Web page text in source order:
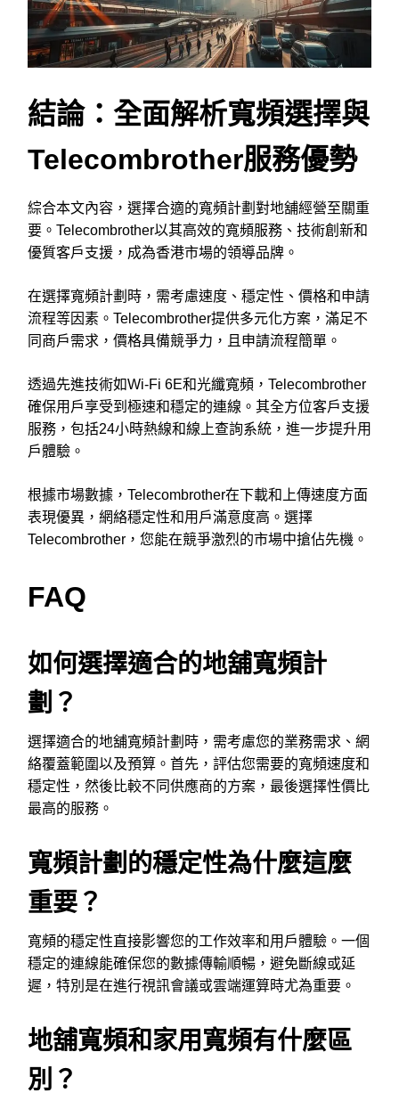
結論：全面解析寬頻選擇與
Telecombrother服務優勢
綜合本文內容，選擇合適的寬頻計劃對地舖經營至關重
要。Telecombrother以其高效的寬頻服務、技術創新和
優質客戶支援，成為香港市場的領導品牌。
在選擇寬頻計劃時，需考慮速度、穩定性、價格和申請
流程等因素。Telecombrother提供多元化方案，滿足不
同商戶需求，價格具備競爭力，且申請流程簡單。
透過先進技術如Wi-Fi 6E和光纖寬頻，Telecombrother
確保用戶享受到極速和穩定的連線。其全方位客戶支援
服務，包括24小時熱線和線上查詢系統，進一步提升用
戶體驗。
根據市場數據，Telecombrother在下載和上傳速度方面
表現優異，網絡穩定性和用戶滿意度高。選擇
Telecombrother，您能在競爭激烈的市場中搶佔先機。
FAQ
如何選擇適合的地舖寬頻計
劃？
選擇適合的地舖寬頻計劃時，需考慮您的業務需求、網
絡覆蓋範圍以及預算。首先，評估您需要的寬頻速度和
穩定性，然後比較不同供應商的方案，最後選擇性價比
最高的服務。
寬頻計劃的穩定性為什麼這麼
重要？
寬頻的穩定性直接影響您的工作效率和用戶體驗。一個
穩定的連線能確保您的數據傳輸順暢，避免斷線或延
遲，特別是在進行視訊會議或雲端運算時尤為重要。
地舖寬頻和家用寬頻有什麼區
別？